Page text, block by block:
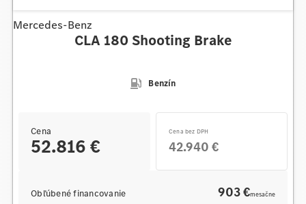
Mercedes-Benz
CLA 180 Shooting Brake
Benzín
Cena
52.816 €
Cena bez DPH
42.940 €
Obľúbené financovanie 903 €mesačne